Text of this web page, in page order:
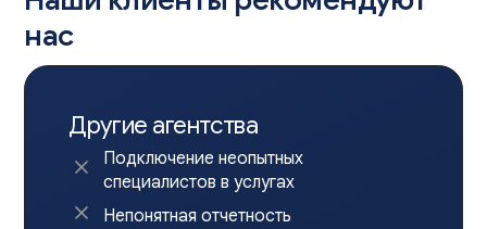
нас
Другие агентства
Подключение неопытных
специалистов в услугах
Непонятная отчетность